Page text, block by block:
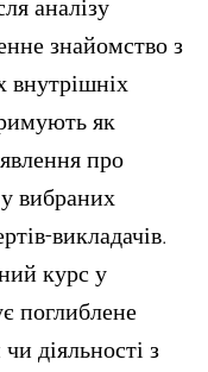
аналізу
знайомство з
як
про
вибраних
викладачів.
курс у
поглиблене
діяльності з